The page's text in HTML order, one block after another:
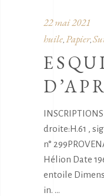
22 mai 2021
huile, Papier,
droite:H.61 ,
n°
Hélion Date
entoile
in.